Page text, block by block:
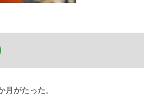
がたった。